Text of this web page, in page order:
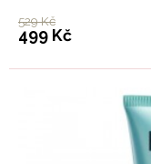
529 Kč
499 Kč